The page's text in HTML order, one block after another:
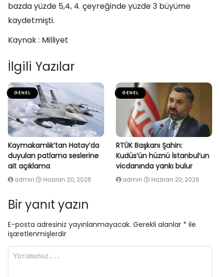
bazda yüzde 5,4, 4. çeyreğinde yüzde 3 büyüme
kaydetmişti.
Kaynak : Milliyet
İlgili Yazılar
GENEL
Kaymakamlık’tan Hatay’da
duyulan patlama seslerine
ait açıklama
admin Haziran 20, 2026
GENEL
RTÜK Başkanı Şahin:
Kudüs’ün hüznü İstanbul’un
vicdanında yankı bulur
admin Haziran 20, 2026
Bir yanıt yazın
E-posta adresiniz yayınlanmayacak. Gerekli alanlar * ile
işaretlenmişlerdir